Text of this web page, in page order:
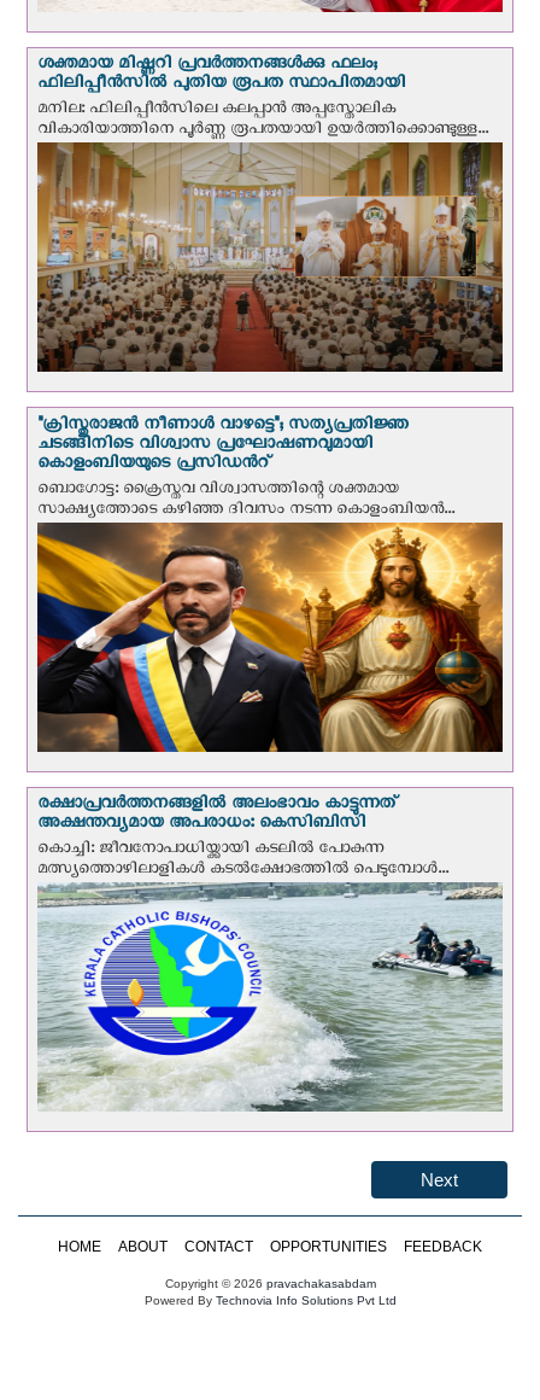
ശക്തമായ മിഷ്ണറി പ്രവർത്തനങ്ങൾക്കു ഫലം;
ഫിലിപ്പീൻസിൽ പുതിയ രൂപത സ്ഥാപിതമായി
മനില: ഫിലിപ്പീൻസിലെ കലപ്പാൻ അപ്പസ്തോലിക
വികാരിയാത്തിനെ പൂർണ്ണ രൂപതയായി ഉയർത്തിക്കൊണ്ടുള്ള...
"ക്രിസ്തുരാജന്‍ നീണാള്‍ വാഴട്ടെ"; സത്യപ്രതിജ്ഞ
ചടങ്ങിനിടെ വിശ്വാസ പ്രഘോഷണവുമായി
കൊളംബിയയുടെ പ്രസിഡന്‍റ്
ബൊഗോട്ട: ക്രൈസ്തവ വിശ്വാസത്തിന്റെ ശക്തമായ
സാക്ഷ്യത്തോടെ കഴിഞ്ഞ ദിവസം നടന്ന കൊളംബിയന്‍...
രക്ഷാപ്രവര്‍ത്തനങ്ങളില്‍ അലംഭാവം കാട്ടുന്നത്
അക്ഷന്തവ്യമായ അപരാധം: കെസിബിസി
കൊച്ചി: ജീവനോപാധിയ്ക്കായി കടലില്‍ പോകുന്ന
മത്സ്യത്തൊഴിലാളികള്‍ കടല്‍ക്ഷോഭത്തില്‍ പെടുമ്പോള്‍...
Next
HOME ABOUT CONTACT OPPORTUNITIES FEEDBACK
Copyright © 2026 pravachakasabdam
Powered ByTechnovia Info Solutions Pvt Ltd